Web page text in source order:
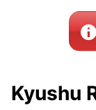
Kyushu